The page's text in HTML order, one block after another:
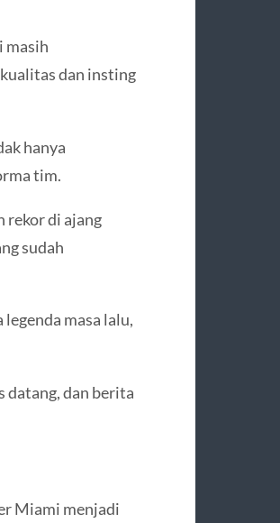
masih
dan insting
hanya
tim.
rekor di ajang
sudah
masa lalu,
datang, dan berita
Miami menjadi